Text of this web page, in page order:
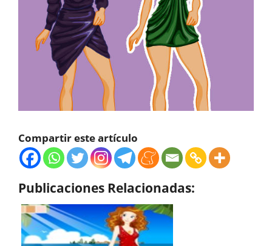
Compartir este artículo
Publicaciones Relacionadas: